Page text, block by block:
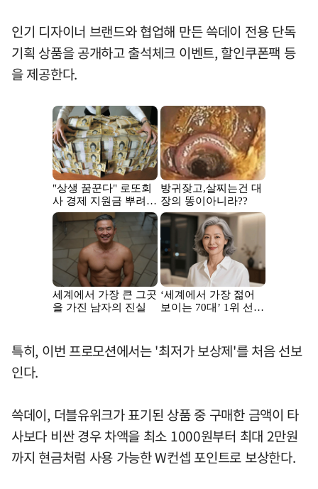
인기 디자이너 브랜드와 협업해 만든 쓱데이 전용 단독
기획 상품을 공개하고 출석체크 이벤트, 할인쿠폰팩 등
을 제공한다.
특히, 이번 프로모션에서는 '최저가 보상제'를 처음 선보
인다.
쓱데이, 더블유위크가 표기된 상품 중 구매한 금액이 타
사보다 비싼 경우 차액을 최소 1000원부터 최대 2만원
까지 현금처럼 사용 가능한 W컨셉 포인트로 보상한다.